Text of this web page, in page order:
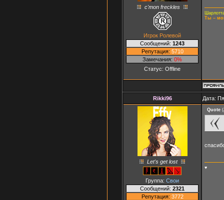
c'mon freckles
Игрок Ролевой
Сообщений: 1243
Репутация: 5710
Замечания: 0%
Статус: Offline
Ты –
Rikki96 Дата:
Let's get lost
Группа: Свои
Сообщений: 2321
Репутация: 3772
Quote (
♥